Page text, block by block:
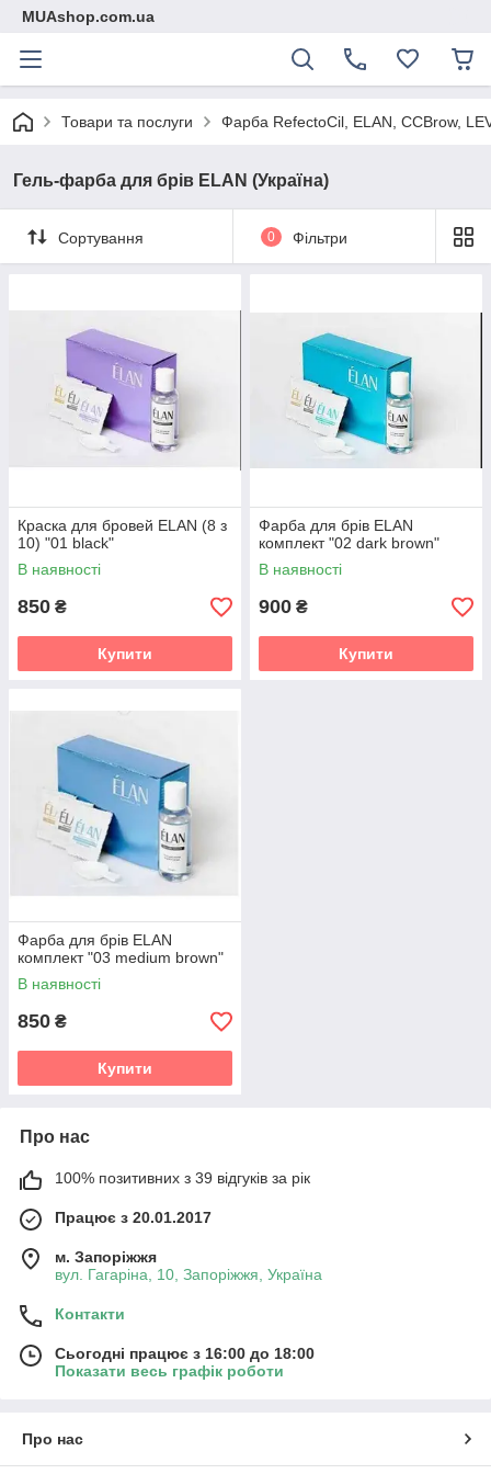
MUAshop.com.ua
Товари та послуги Фарба RefeсtoCil, ELAN, CCBrow,
Гель-фарба для брів ELAN (Україна)
Сортування 0 Фільтри
Краска для бровей ELAN (8 з
10) "01 black"
В наявності
850 ₴
Купити
Фарба для брів ELAN
комплект "02 dark brown"
В наявності
900 ₴
Купити
Фарба для брів ELAN
комплект "03 medium brown"
В наявності
850 ₴
Купити
Про нас
100% позитивних з 39 відгуків за рік
Працює з 20.01.2017
м. Запоріжжя
вул. Гагаріна, 10, Запоріжжя, Україна
Контакти
Сьогодні працює з 16:00 до 18:00
Показати весь графік роботи
Про нас